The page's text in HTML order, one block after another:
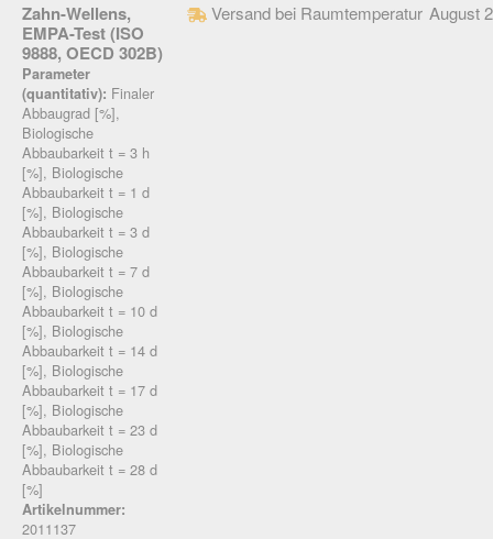
Zahn-Wellens,
EMPA-Test (ISO
9888, OECD 302B)
Parameter
(quantitativ): Finaler
Abbaugrad [%],
Biologische
Abbaubarkeit t = 3 h
[%], Biologische
Abbaubarkeit t = 1 d
[%], Biologische
Abbaubarkeit t = 3 d
[%], Biologische
Abbaubarkeit t = 7 d
[%], Biologische
Abbaubarkeit t = 10 d
[%], Biologische
Abbaubarkeit t = 14 d
[%], Biologische
Abbaubarkeit t = 17 d
[%], Biologische
Abbaubarkeit t = 23 d
[%], Biologische
Abbaubarkeit t = 28 d
[%]
Artikelnummer:
2011137
Versand bei Raumtemperatur August